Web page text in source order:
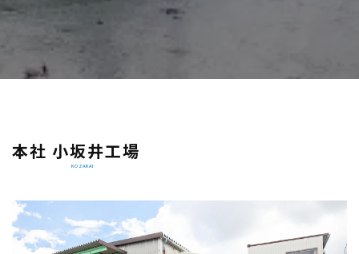
本社 小坂井工場
KOZAKAI